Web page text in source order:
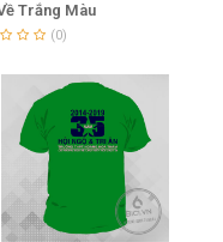
Trắng Màu
(0)